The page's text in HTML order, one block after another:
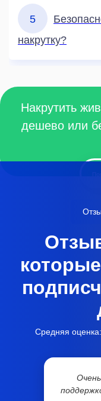
5
накрутку?
Накрутить
дешево или
Средняя оценка: